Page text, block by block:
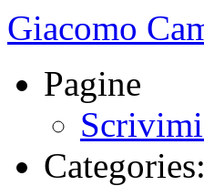
Giacomo
Pagine
Categories: